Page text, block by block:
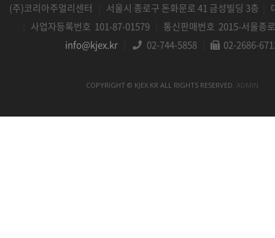
(주)코리아주얼리센터 서울시 종로구 돈화문로 41 금성빌딩 3층
사업자등록번호 101-87-01579
통신판매번호 2015-서울종
info@kjex.kr
02-744-5858 02-2686-
COPYRIGHT © KJEX.KR ALL RIGHTS RESERVED. ADMIN